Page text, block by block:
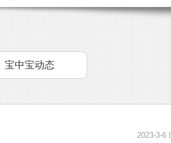
宝中宝动态
2023-3-6